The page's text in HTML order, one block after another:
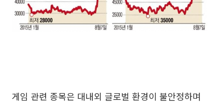
게임 관련 종목은 대내외 글로벌 환경이 불안정하며